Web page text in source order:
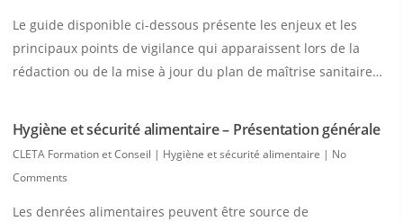
Le guide disponible ci-dessous présente les enjeux et les
principaux points de vigilance qui apparaissent lors de la
rédaction ou de la mise à jour du plan de maîtrise sanitaire…
Hygiène et sécurité alimentaire – Présentation générale
CLETA Formation et Conseil | Hygiène et sécurité alimentaire | No
Comments
Les denrées alimentaires peuvent être source de